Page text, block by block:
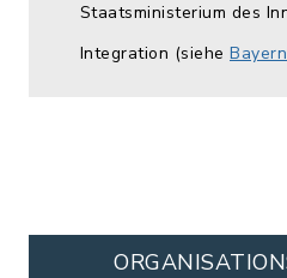
Staatsministerium des
Integration (siehe